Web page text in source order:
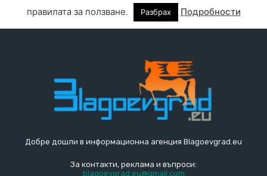
Добре дошли в информационна агенция Blagoevgrad.eu
За контакти, реклама и въпроси:
blagoevgrad.eu@gmail.com